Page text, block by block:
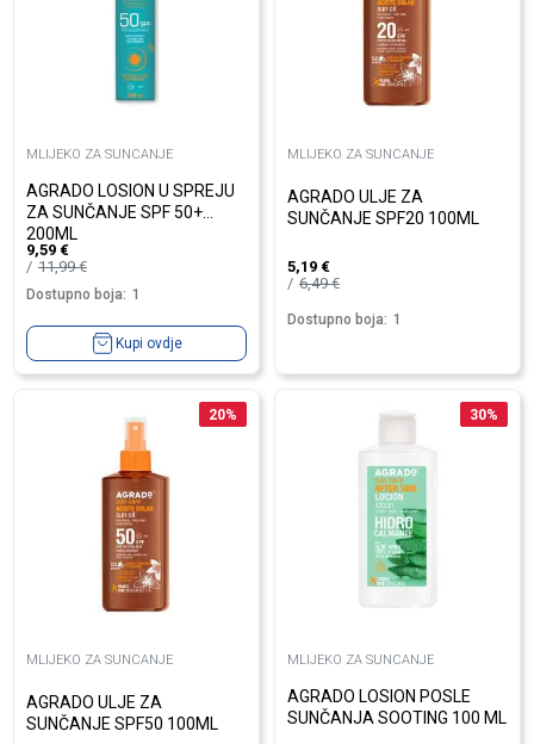
MLIJEKO ZA SUNCANJE
AGRADO LOSION U SPREJU
ZA SUNČANJE SPF 50+
200ML
9,59 €
11,99€
Dostupno boja: 1
Kupi ovdje
MLIJEKO ZA SUNCANJE
AGRADO ULJE ZA
SUNČANJE SPF20 100ML
5,19 €
6,49€
Dostupno boja: 1
20%
MLIJEKO ZA SUNCANJE
AGRADO ULJE ZA
SUNČANJE SPF50 100ML
30%
MLIJEKO ZA SUNCANJE
AGRADO LOSION POSLE
SUNČANJA SOOTING 100 ML